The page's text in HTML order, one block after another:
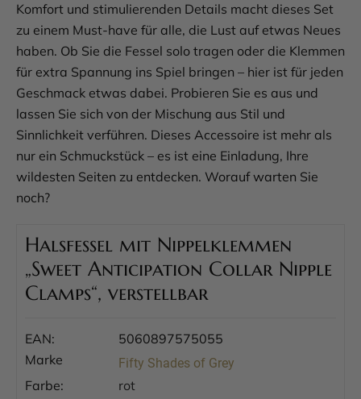
Komfort und stimulierenden Details macht dieses Set
zu einem Must-have für alle, die Lust auf etwas Neues
haben. Ob Sie die Fessel solo tragen oder die Klemmen
für extra Spannung ins Spiel bringen – hier ist für jeden
Geschmack etwas dabei. Probieren Sie es aus und
lassen Sie sich von der Mischung aus Stil und
Sinnlichkeit verführen. Dieses Accessoire ist mehr als
nur ein Schmuckstück – es ist eine Einladung, Ihre
wildesten Seiten zu entdecken. Worauf warten Sie
noch?
Halsfessel mit Nippelklemmen
„Sweet Anticipation Collar Nipple
Clamps“, verstellbar
EAN:
5060897575055
Marke
Fifty Shades of Grey
Farbe:
rot